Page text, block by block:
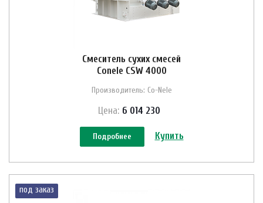
Смеситель сухих смесей
Conele CSW 4000
Производитель: Co-Nele
Цена: 6 014 230
Подробнее Купить
под заказ